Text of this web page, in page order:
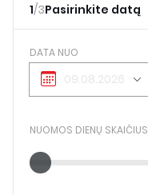
1/3Pasirinkite datą
DATA NUO
NUOMOS DIENŲ SKAIČIUS